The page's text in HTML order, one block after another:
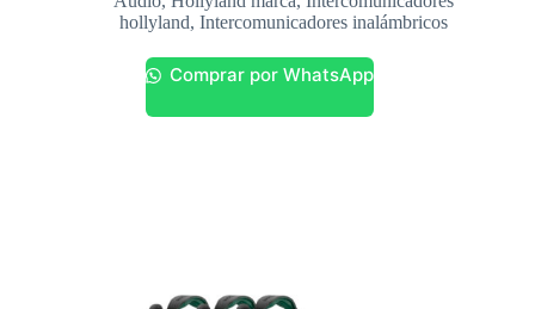
hollyland, Intercomunicadores inalámbricos
Comprar por WhatsApp